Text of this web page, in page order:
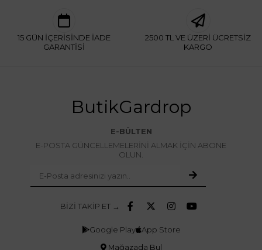
15 GÜN İÇERİSİNDE İADE
GARANTİSİ
2500 TL VE ÜZERİ ÜCRETSİZ
KARGO
ButikGardrop
E-BÜLTEN
E-POSTA GÜNCELLEMELERİNİ ALMAK İÇİN ABONE
OLUN.
BİZİ TAKİP ET →
Google Play App Store
Mağazada Bul